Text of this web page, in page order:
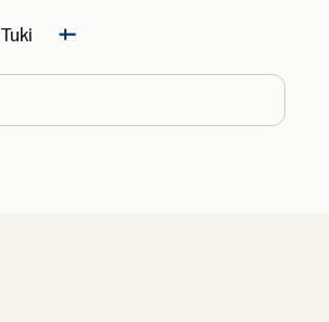
Tuki Change country